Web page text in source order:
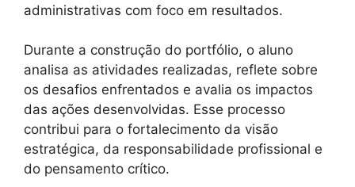
administrativas com foco em resultados.
Durante a construção do portfólio, o aluno
analisa as atividades realizadas, reflete sobre
os desafios enfrentados e avalia os impactos
das ações desenvolvidas. Esse processo
contribui para o fortalecimento da visão
estratégica, da responsabilidade profissional e
do pensamento crítico.